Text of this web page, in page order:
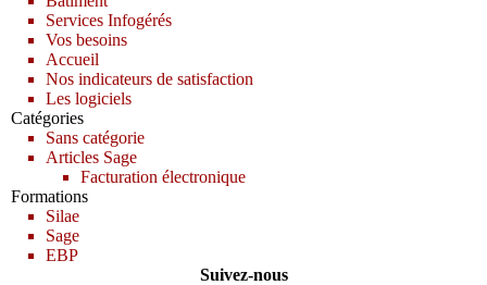
Services Infogérés
Vos besoins
Accueil
Nos indicateurs de satisfaction
Les logiciels
Catégories
Sans catégorie
Articles Sage
Facturation électronique
Formations
Silae
Sage
EBP
Suivez-nous